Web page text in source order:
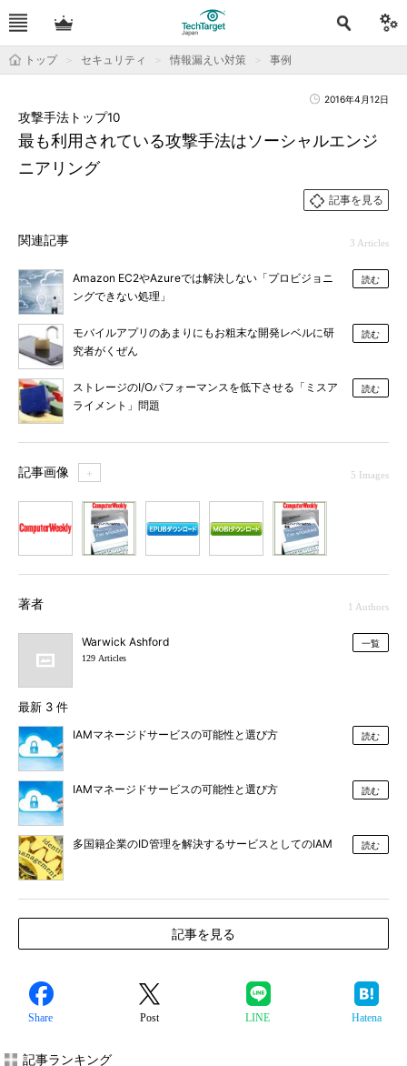
トップ セキュリティ 情報漏えい対策 事例
2016年4月12日
最も利用されている攻撃手法はソーシャルエンジ
ニアリング
攻撃手法トップ10
記事を見る
関連記事 3 Articles
Amazon EC2やAzureでは解決しない「プロビジョニ
ングできない処理」
読む
モバイルアプリのあまりにもお粗末な開発レベルに研
究者がくぜん
読む
ストレージのI/Oパフォーマンスを低下させる「ミスア
ライメント」問題
読む
記事画像 ＋ 5 Images
著者 1 Authors
Warwick Ashford
129 Articles
一覧
最新 3 件
IAMマネージドサービスの可能性と選び方 読む
IAMマネージドサービスの可能性と選び方 読む
多国籍企業のID管理を解決するサービスとしてのIAM 読む
記事を見る
Share Post LINE Hatena
記事ランキング